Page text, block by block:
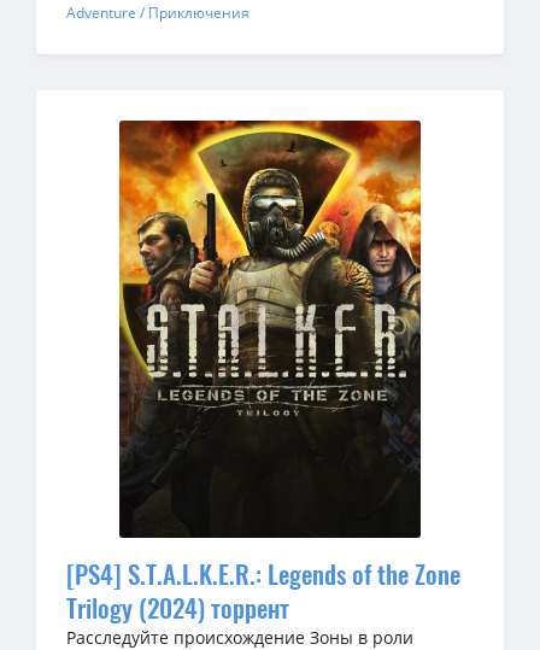
Adventure / Приключения
[PS4] S.T.A.L.K.E.R.: Legends of the Zone
Trilogy (2024) торрент
Расследуйте происхождение Зоны в роли